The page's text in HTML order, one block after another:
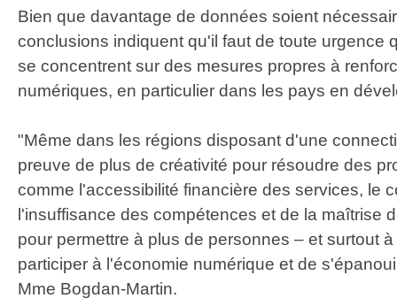
Bien que davantage de données soient
conclusions indiquent qu'il faut de toute urgence
se concentrent sur des mesures propres à
numériques, en particulier dans les pays en
"Même dans les régions disposant d'une
preuve de plus de créativité pour résoudre des
comme l'accessibilité financière des services, le
l'insuffisance des compétences et de la maîtrise
pour permettre à plus de personnes – et surtout
participer à l'économie numérique et de
Mme Bogdan-Martin.